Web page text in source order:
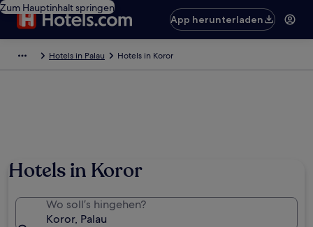
Zum Hauptinhalt springen
App herunterladen
Hotels in Palau Hotels in Koror
Hotels in Koror
Wo soll’s hingehen?
Koror, Palau